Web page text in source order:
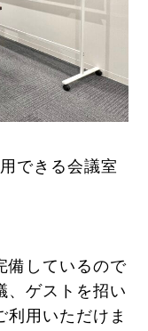
できる会議室
備しているので
、ゲストを招い
利用いただけま